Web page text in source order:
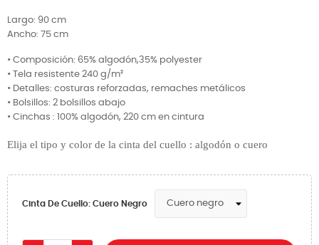
Largo: 90 cm
Ancho: 75 cm
• Composición: 65% algodón,35% polyester
• Tela resistente 240 g/m²
• Detalles: costuras reforzadas, remaches metálicos
• Bolsillos: 2 bolsillos abajo
• Cinchas : 100% algodón, 220 cm en cintura
Elija el tipo y color de la cinta del cuello : algodón o cuero
Cinta De Cuello: Cuero Negro